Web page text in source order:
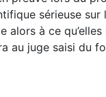
sérieuse
à ce
au juge saisi du